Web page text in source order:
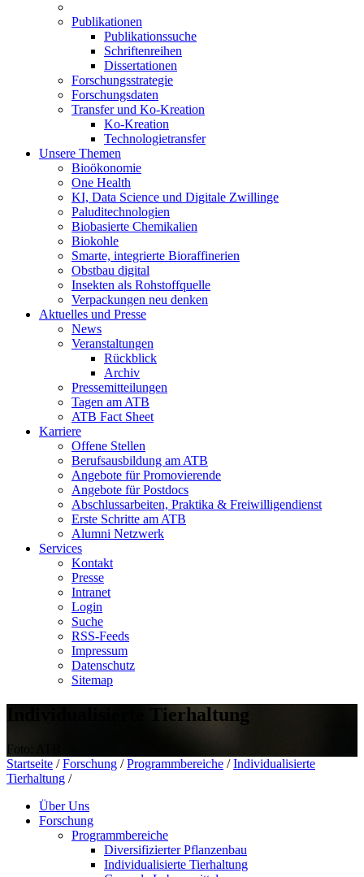
Publikationen
Publikationssuche
Schriftenreihen
Dissertationen
Forschungsstrategie
Forschungsdaten
Transfer und Ko-Kreation
Ko-Kreation
Technologietransfer
Unsere Themen
Bioökonomie
One Health
KI, Data Science und Digitale Zwillinge
Paluditechnologien
Biobasierte Chemikalien
Biokohle
Smarte, integrierte Bioraffinerien
Obstbau digital
Insekten als Rohstoffquelle
Verpackungen neu denken
Aktuelles und Presse
News
Veranstaltungen
Rückblick
Archiv
Pressemitteilungen
Tagen am ATB
ATB Fact Sheet
Karriere
Offene Stellen
Berufsausbildung am ATB
Angebote für Promovierende
Angebote für Postdocs
Abschlussarbeiten, Praktika & Freiwilligendienst
Erste Schritte am ATB
Alumni Netzwerk
Services
Kontakt
Presse
Intranet
Login
Suche
RSS-Feeds
Impressum
Datenschutz
Sitemap
Individualisierte Tierhaltung
Foto: ATB
Startseite / Forschung / Programmbereiche / Individualisierte
Tierhaltung /
Über Uns
Forschung
Programmbereiche
Diversifizierter Pflanzenbau
Individualisierte Tierhaltung